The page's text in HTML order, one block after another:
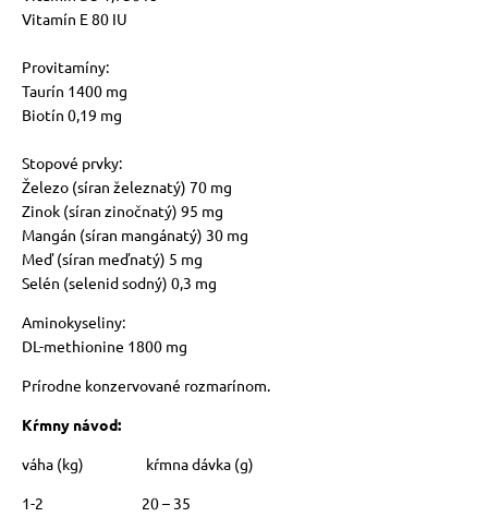
Vitamín E 80 IU
Provitamíny:
Taurín 1400 mg
Biotín 0,19 mg
Stopové prvky:
Železo (síran železnatý) 70 mg
Zinok (síran zinočnatý) 95 mg
Mangán (síran mangánatý) 30 mg
Meď (síran meďnatý) 5 mg
Selén (selenid sodný) 0,3 mg
Aminokyseliny:
DL-methionine 1800 mg
Prírodne konzervované rozmarínom.
Kŕmny návod:
váha (kg) kŕmna dávka (g)
1-2 20 – 35